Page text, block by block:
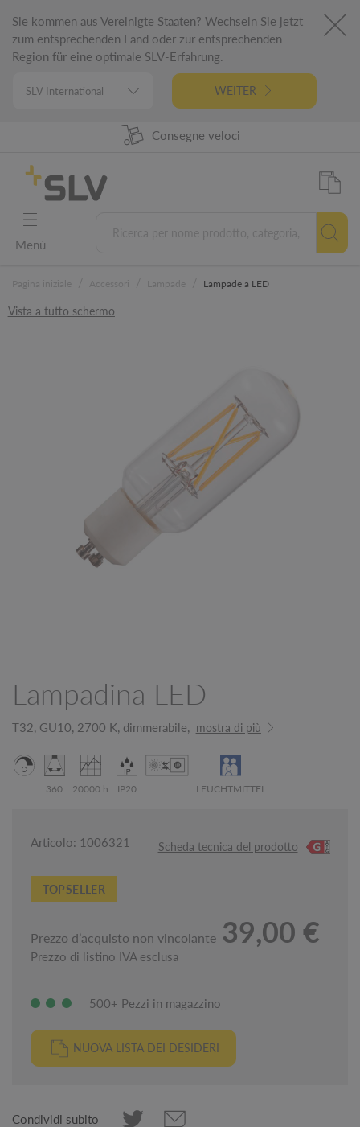
Sie kommen aus Vereinigte Staaten? Wechseln Sie jetzt
zum entsprechenden Land oder zur entsprechenden
Region für eine optimale SLV-Erfahrung.
WEITER
98% Disponibilità prodotti
Consegne veloci
5 Anni di garanzia
Progettato in Germania
Menù
Lampade a LED
Vista a tutto schermo
Lampadina LED
T32, GU10, 2700 K, dimmerabile, mostra di più
360 20000 h IP20 LEUCHTMITTEL
Articolo: 1006321 Scheda tecnica del prodotto
TOPSELLER
Prezzo d’acquisto non vincolante 39,00 €
Prezzo di listino IVA esclusa
500+ Pezzi in magazzino
NUOVA LISTA DEI DESIDERI
Condividi subito